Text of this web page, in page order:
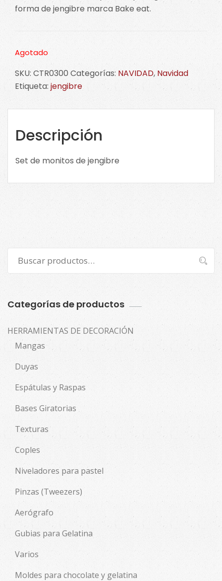
forma de jengibre marca Bake eat.
Agotado
SKU: CTR0300Categorías: NAVIDAD, Navidad
Etiqueta: jengibre
Descripción
Set de monitos de jengibre
por:
Buscar
Categorías de productos
HERRAMIENTAS DE DECORACIÓN
Mangas
Duyas
Espátulas y Raspas
Bases Giratorias
Texturas
Coples
Niveladores para pastel
Pinzas (Tweezers)
Aerógrafo
Gubias para Gelatina
Varios
Moldes para chocolate y gelatina